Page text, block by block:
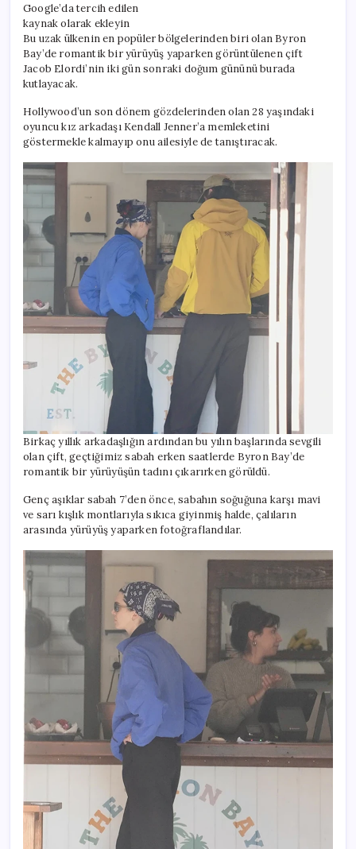
Google’da tercih edilen
kaynak olarak ekleyin
Bu uzak ülkenin en popüler bölgelerinden biri olan Byron
Bay’de romantik bir yürüyüş yaparken görüntülenen çift
Jacob Elordi’nin iki gün sonraki doğum gününü burada
kutlayacak.
Hollywood’un son dönem gözdelerinden olan 28 yaşındaki
oyuncu kız arkadaşı Kendall Jenner’a memleketini
göstermekle kalmayıp onu ailesiyle de tanıştıracak.
Birkaç yıllık arkadaşlığın ardından bu yılın başlarında sevgili
olan çift, geçtiğimiz sabah erken saatlerde Byron Bay’de
romantik bir yürüyüşün tadını çıkarırken görüldü.
Genç aşıklar sabah 7’den önce, sabahın soğuğuna karşı mavi
ve sarı kışlık montlarıyla sıkıca giyinmiş halde, çalıların
arasında yürüyüş yaparken fotoğraflandılar.